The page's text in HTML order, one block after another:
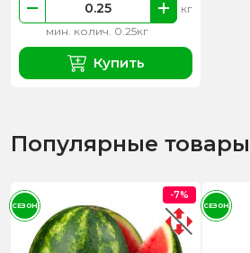
мин. колич. 0.25кг
кг
Купить
Популярные товары
-7%
СЕЗОН СЕЗОН